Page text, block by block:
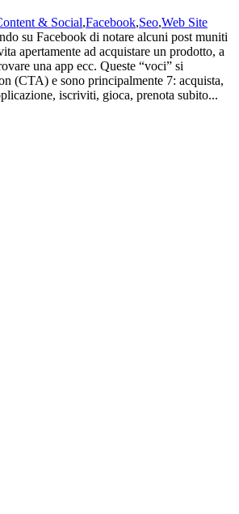
& Social,Facebook,Seo,Web Site
su Facebook di notare alcuni post muniti
apertamente ad acquistare un prodotto, a
una app ecc. Queste “voci” si
(CTA) e sono principalmente 7: acquista,
iscriviti, gioca, prenota subito...